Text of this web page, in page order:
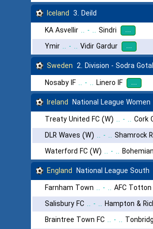
Iceland 3. Deild
KA Asvellir .. - .. Sindri ...
Ymir .. - .. Vidir Gardur ...
Sweden 2. Division - Sodra
Nosaby IF .. - .. Linero IF ...
Ireland National League Women
Treaty United FC (W) .. - .. Cork
DLR Waves (W) .. - .. Shamrock
Waterford FC (W) .. - ..
England National League South
Farnham Town .. - .. AFC Totton
Salisbury FC .. - .. Hampton &
Braintree Town FC .. - ..